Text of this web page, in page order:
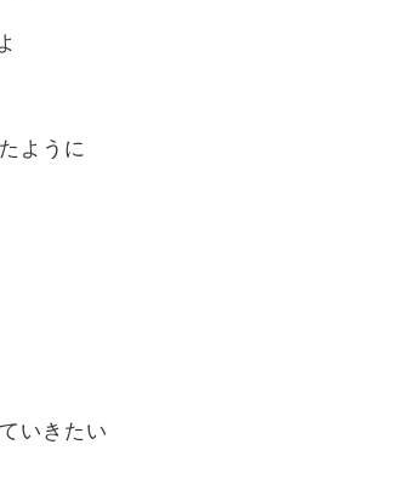
ように
いきたい